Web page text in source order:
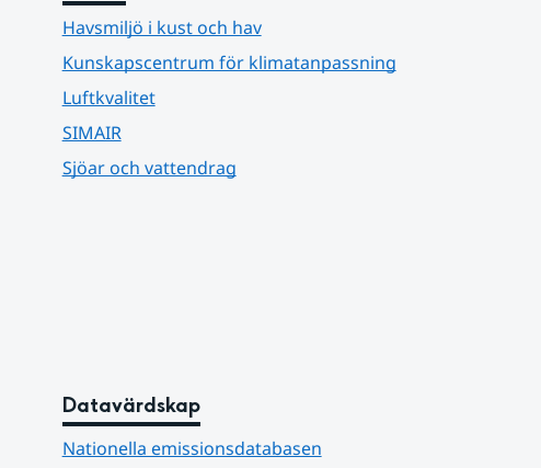
Havsmiljö i kust och hav
Kunskapscentrum för klimatanpassning
Luftkvalitet
SIMAIR
Sjöar och vattendrag
Datavärdskap
Nationella emissionsdatabasen